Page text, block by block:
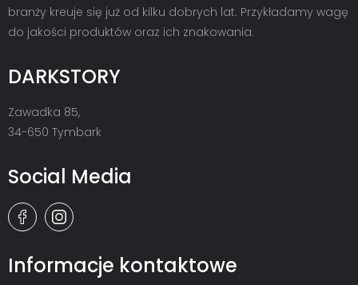
branży kreuje się już od kilku dobrych lat. Przykładamy wagę
do jakości produktów oraz ich znakowania.
DARKSTORY
Zawadka 85,
34-650 Tymbark
Social Media
Informacje kontaktowe